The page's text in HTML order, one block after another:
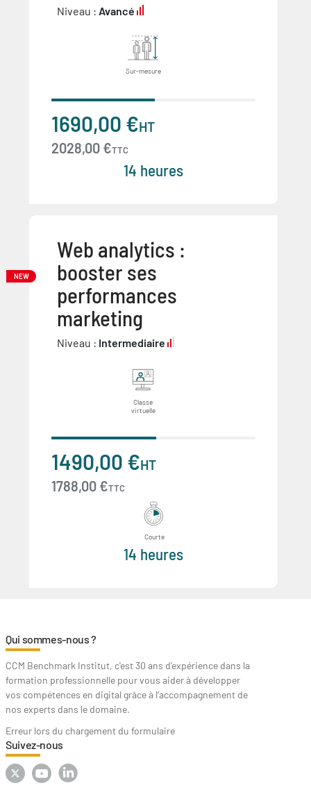
Niveau : Avancé
Sur-mesure
1690,00 €HT
2028,00 €TTC
14 heures
NEW
Web analytics :
booster ses
performances
marketing
Niveau : Intermediaire
Classe
virtuelle
1490,00 €HT
1788,00 €TTC
Courte
14 heures
Qui sommes-nous ?
CCM Benchmark Institut, c'est 30 ans d'expérience dans la
formation professionnelle pour vous aider à développer
vos compétences en digital grâce à l’accompagnement de
nos experts dans le domaine.
Erreur lors du chargement du formulaire
Suivez-nous